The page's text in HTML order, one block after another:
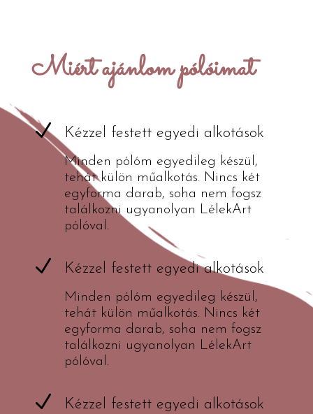
Miért ajánlom pólóimat
N Kézzel festett egyedi alkotások
Minden pólóm egyedileg készül,
tehát külön műalkotás. Nincs két
egyforma darab, soha nem fogsz
találkozni ugyanolyan LélekArt
pólóval.
N Kézzel festett egyedi alkotások
Minden pólóm egyedileg készül,
tehát külön műalkotás. Nincs két
egyforma darab, soha nem fogsz
találkozni ugyanolyan LélekArt
pólóval.
N Kézzel festett egyedi alkotások